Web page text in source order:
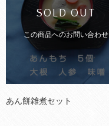
SOLD OUT
この商品へのお問い合わせ
あん餅雑煮セット